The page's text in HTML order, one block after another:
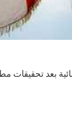
بعد تحقيقات